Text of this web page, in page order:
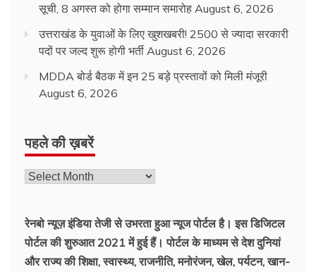
सूची, 8 अगस्त को होगा सम्मान समारोह August 6, 2026
उत्तराखंड के युवाओं के लिए खुशखबरी! 2500 से ज्यादा सरकारी
पदों पर जल्द शुरू होगी भर्ती August 6, 2026
MDDA बोर्ड बैठक में इन 25 बड़े प्रस्तावों को मिली मंजूरी
August 6, 2026
पहले की ख़बरें
पहले
रेनबो न्यूज़ इंडिया तेजी से उभरता हुआ न्‍यूज पोर्टल है। इस डिजिटल
पोर्टल की शुरुआत 2021 में हुई हैं। पोर्टल के माध्यम से देश दुनियां
और राज्य की शिक्षा, स्वास्थ्य, राजनीति, मनोरंजन, खेल, पर्यटन, खान-